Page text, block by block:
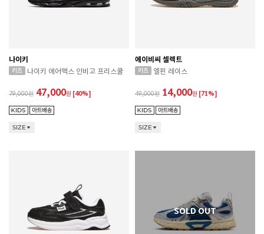
나이키
나이키 에어맥스 인비고 프리스쿨
79,000 47,000원 [40%]
SIZE
에이비씨 셀렉트
엘핀 레이스
49,000 14,000원 [71%]
SIZE